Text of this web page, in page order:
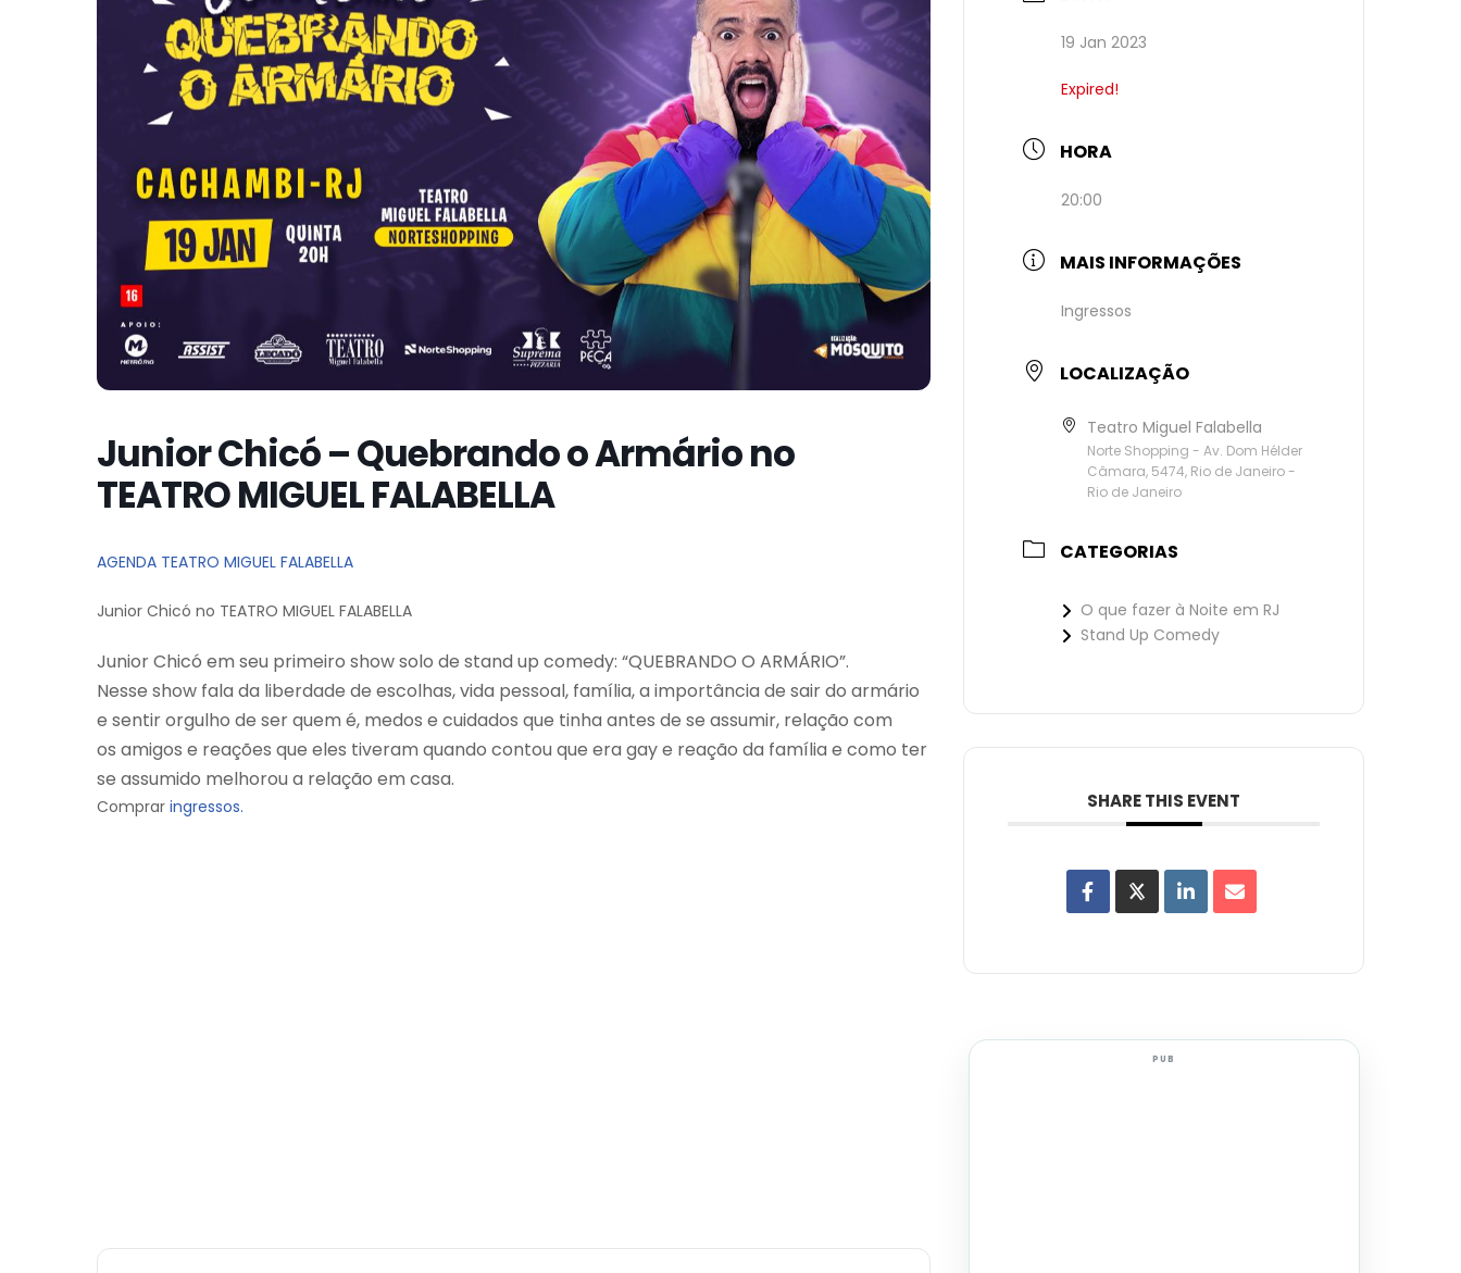
Junior Chicó – Quebrando o Armário no
TEATRO MIGUEL FALABELLA
AGENDA TEATRO MIGUEL FALABELLA
Junior Chicó no TEATRO MIGUEL FALABELLA
Junior Chicó em seu primeiro show solo de stand up comedy: “QUEBRANDO O ARMÁRIO”.
Nesse show fala da liberdade de escolhas, vida pessoal, família, a importância de sair do armário
e sentir orgulho de ser quem é, medos e cuidados que tinha antes de se assumir, relação com
os amigos e reações que eles tiveram quando contou que era gay e reação da família e como ter
se assumido melhorou a relação em casa.
Comprar ingressos.
19 Jan 2023
Expired!
HORA
20:00
MAIS INFORMAÇÕES
Ingressos
LOCALIZAÇÃO
Teatro Miguel Falabella
Norte Shopping - Av. Dom Hélder
Câmara, 5474, Rio de Janeiro -
Rio de Janeiro
CATEGORIAS
O que fazer à Noite em RJ
Stand Up Comedy
SHARE THIS EVENT
PUB